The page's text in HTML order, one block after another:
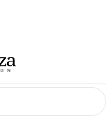
3 Taksit Fırsatı